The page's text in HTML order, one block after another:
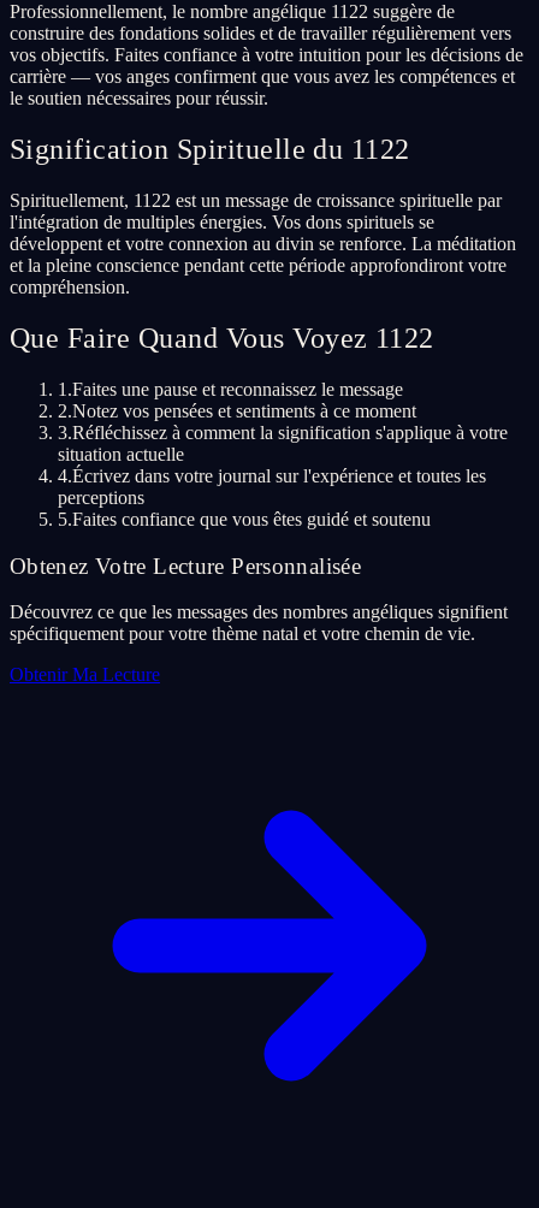
Professionnellement, le nombre angélique 1122 suggère de
construire des fondations solides et de travailler régulièrement vers
vos objectifs. Faites confiance à votre intuition pour les décisions de
carrière — vos anges confirment que vous avez les compétences et
le soutien nécessaires pour réussir.
Signification Spirituelle du 1122
Spirituellement, 1122 est un message de croissance spirituelle par
l'intégration de multiples énergies. Vos dons spirituels se
développent et votre connexion au divin se renforce. La méditation
et la pleine conscience pendant cette période approfondiront votre
compréhension.
Que Faire Quand Vous Voyez 1122
1.Faites une pause et reconnaissez le message
2.Notez vos pensées et sentiments à ce moment
3.Réfléchissez à comment la signification s'applique à votre
situation actuelle
4.Écrivez dans votre journal sur l'expérience et toutes les
perceptions
5.Faites confiance que vous êtes guidé et soutenu
Obtenez Votre Lecture Personnalisée
Découvrez ce que les messages des nombres angéliques signifient
spécifiquement pour votre thème natal et votre chemin de vie.
Obtenir Ma Lecture